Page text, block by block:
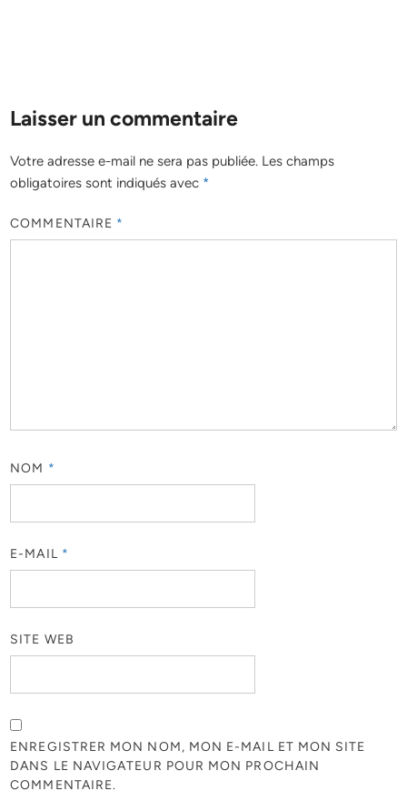
Laisser un commentaire
Votre adresse e-mail ne sera pas publiée. Les champs
obligatoires sont indiqués avec *
COMMENTAIRE *
NOM *
E-MAIL *
SITE WEB
ENREGISTRER MON NOM, MON E-MAIL ET MON SITE
DANS LE NAVIGATEUR POUR MON PROCHAIN
COMMENTAIRE.